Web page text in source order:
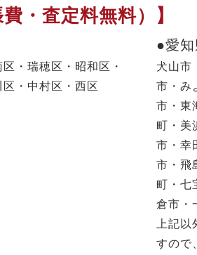
・査定料無料）】
・瑞穂区・昭和区・
・中村区・西区
●愛知
犬山市
市・み
市・東
町・美
市・幸
市・飛
町・七
倉市・
上記以
すので